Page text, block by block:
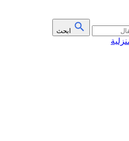
ابحث